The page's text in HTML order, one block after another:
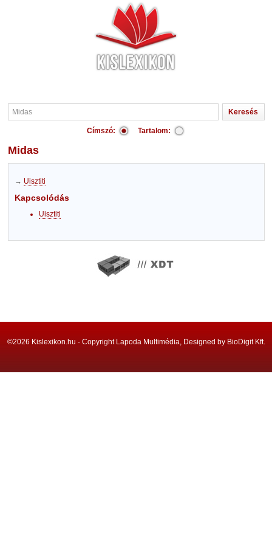
Címszó: Tartalom:
Midas
→ Uisztiti
Kapcsolódás
Uisztiti
©2026 Kislexikon.hu - Copyright Lapoda Multimédia, Designed by BioDigit Kft.